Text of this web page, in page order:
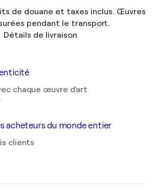
de douane et taxes inclus. Œuvres
pendant le transport.
Détails de livraison
chaque œuvre d'art
acheteurs du monde entier
clients